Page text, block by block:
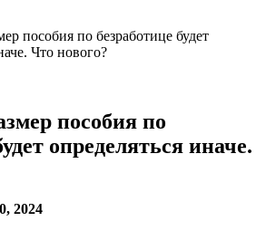
пособия по безработице будет
Что нового?
пособия по
определяться иначе.
2024